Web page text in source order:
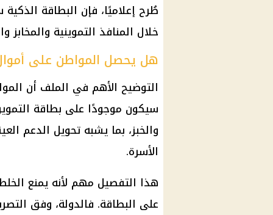
طُرح إعلاميًا، فإن البطاقة
خلال المنافذ التموينية
هل يحصل المواطن على
التوضيح الأهم في الملف أن
سيكون موجودًا على بطاقة
والخبز، بما يشبه تحويل الدعم
الأسرة.
هذا التفصيل مهم لأنه يمنع
على البطاقة. فالدولة، وفق